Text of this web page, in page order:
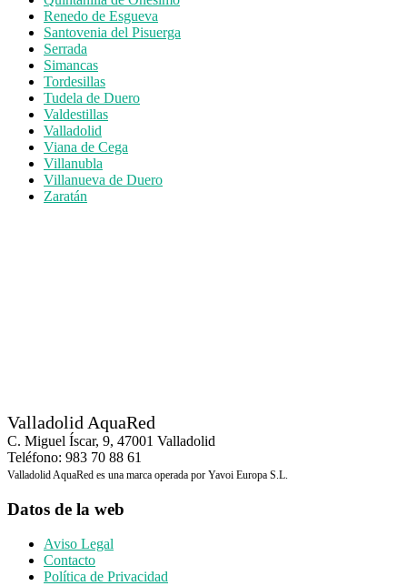
Renedo de Esgueva
Santovenia del Pisuerga
Serrada
Simancas
Tordesillas
Tudela de Duero
Valdestillas
Valladolid
Viana de Cega
Villanubla
Villanueva de Duero
Zaratán
Valladolid AquaRed
C. Miguel Íscar, 9, 47001 Valladolid
Teléfono: 983 70 88 61
Valladolid AquaRed es una marca operada por Yavoi Europa S.L.
Datos de la web
Aviso Legal
Contacto
Política de Privacidad